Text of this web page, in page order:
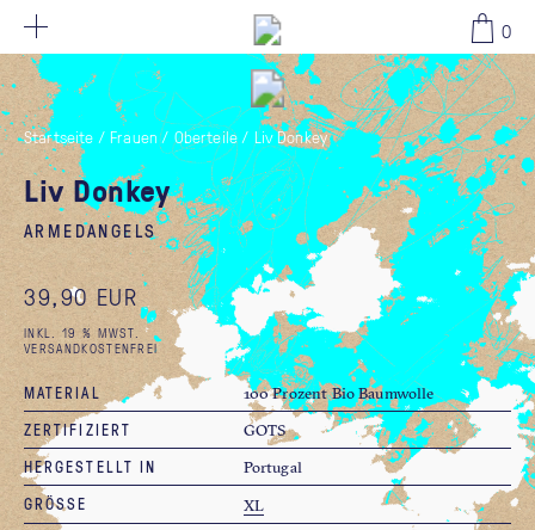
0
39,90 EUR
Startseite / Frauen/ Oberteile/ Liv Donkey
Liv Donkey
ARMEDANGELS
39,90 EUR
INKL. 19 % MWST.
VERSANDKOSTENFREI
MATERIAL 100 Prozent Bio Baumwolle
ZERTIFIZIERT GOTS
HERGESTELLT IN Portugal
GRÖSSE XL